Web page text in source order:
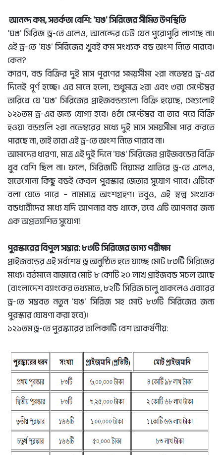
আনন্দ কম, সতর্কতা বেশি: 'ঘঙ' সিরিজের সীমিত উপস্থিতি
'ঘঙ' সিরিজ ড্র-তে এলেও, আনন্দের ঢেউ যেন পুরোপুরি লাগছে না।
এই ড্র-তে 'ঘঙ' সিরিজের খুবই কম সংখ্যক বন্ড অংশ নিতে পারবে।
কেন?
কারণ, বন্ড বিক্রির দুই মাস পূরণের সময়সীমা ২রা নভেম্বর ড্র-এর
দিনেই পূর্ণ হচ্ছে। এর মানে হলো, শুধুমাত্র ২রা এবং ৩রা সেপ্টেম্বর
তারিখে যে 'ঘঙ' সিরিজের প্রাইজবন্ডগুলো বিক্রি হয়েছে, সেগুলোই
১২১তম ড্র-এর জন্য যোগ্য হবে। ৪ঠা সেপ্টেম্বর বা তার পরে বিক্রি
হওয়া বন্ডগুলি ২রা নভেম্বরের মধ্যে দুই মাস সময়সীমা পার করতে
পারছে না, তাই তারা এই ড্র-তে অংশ নিতে পারবে না।
আমাদের ধারণা, মাত্র এই দুই দিনে 'ঘঙ' সিরিজের প্রাইজবন্ডের বিক্রি
খুব বেশি ছিল না। ফলে, সিরিজটি নিয়মের খাতিরে ড্র-তে এলেও,
হাতেগোনা কিছু বন্ডই কেবল পুরস্কার জেতার সুযোগ পাবে। এটিকে
বলা যেতে পারে – নামমাত্র অংশগ্রহণ। তবুও, এই স্বল্প সংখ্যক
বন্ডধারীদের মধ্যে যদি আপনার বন্ড থাকে, তবে এটি আপনার জন্য
এক অপ্রত্যাশিত সুযোগ!
পুরস্কারের বিপুল সম্ভার: ৮৩টি সিরিজের ভাগ্য পরীক্ষা
প্রাইজবন্ডের এই সর্বশেষ ড্র অনুষ্ঠিত হতে যাচ্ছে মোট ৮৩টি সিরিজের
মধ্যে। বর্তমানে বাজারে মোট ৮ কোটি ২০ লাখ প্রাইজবন্ড সচল আছে
(বাংলাদেশ ব্যাংকের তথ্যমতে, ৮২টি সিরিজ চালু থাকলেও এবারের
ড্র-তে সম্ভবত নতুন 'ঘঙ' সিরিজ সহ মোট ৮৩টি সিরিজের জন্য
পুরস্কার ঘোষণা করা হবে)।
১২১তম ড্র-তে পুরস্কারের তালিকাটি বেশ আকর্ষণীয়: